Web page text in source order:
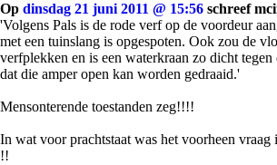
Op dinsdag 21 juni 2011 @ 15:56 schreef
'Volgens Pals is de rode verf op de voordeur
met een tuinslang is opgespoten. Ook zou de
verfplekken en is een waterkraan zo dicht tegen
dat die amper open kan worden gedraaid.'
Mensonterende toestanden zeg!!!!
In wat voor prachtstaat was het voorheen
!!